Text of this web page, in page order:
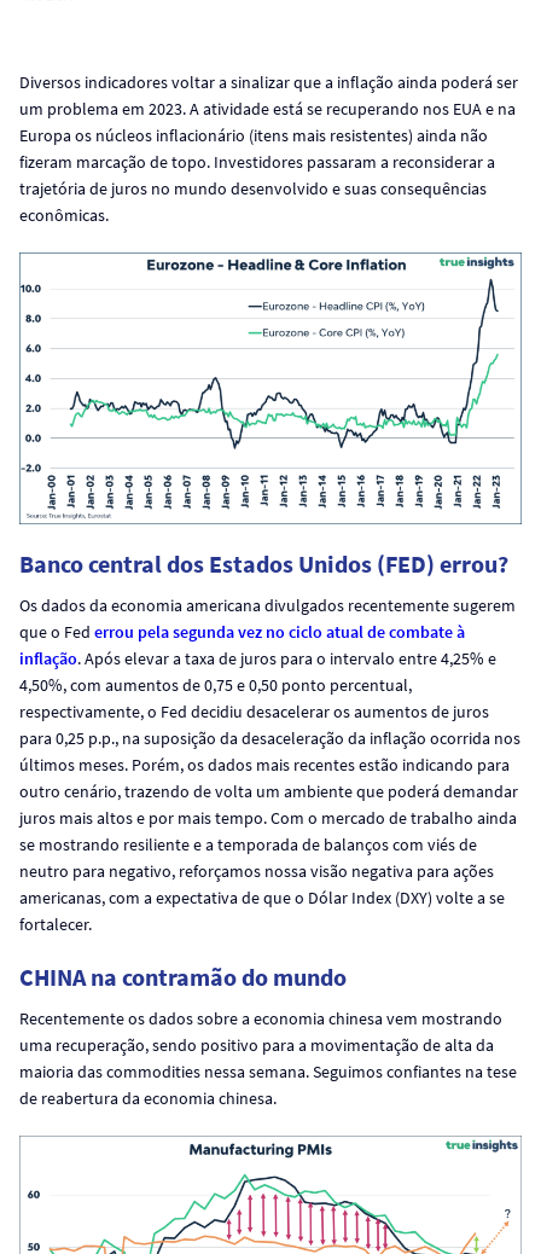
Diversos indicadores voltar a sinalizar que a inflação ainda poderá ser
um problema em 2023. A atividade está se recuperando nos EUA e na
Europa os núcleos inflacionário (itens mais resistentes) ainda não
fizeram marcação de topo. Investidores passaram a reconsiderar a
trajetória de juros no mundo desenvolvido e suas consequências
econômicas.
Banco central dos Estados Unidos (FED) errou?
Os dados da economia americana divulgados recentemente sugerem
que o Fed errou pela segunda vez no ciclo atual de combate à
inflação. Após elevar a taxa de juros para o intervalo entre 4,25% e
4,50%, com aumentos de 0,75 e 0,50 ponto percentual,
respectivamente, o Fed decidiu desacelerar os aumentos de juros
para 0,25 p.p., na suposição da desaceleração da inflação ocorrida nos
últimos meses. Porém, os dados mais recentes estão indicando para
outro cenário, trazendo de volta um ambiente que poderá demandar
juros mais altos e por mais tempo. Com o mercado de trabalho ainda
se mostrando resiliente e a temporada de balanços com viés de
neutro para negativo, reforçamos nossa visão negativa para ações
americanas, com a expectativa de que o Dólar Index (DXY) volte a se
fortalecer.
CHINA na contramão do mundo
Recentemente os dados sobre a economia chinesa vem mostrando
uma recuperação, sendo positivo para a movimentação de alta da
maioria das commodities nessa semana. Seguimos confiantes na tese
de reabertura da economia chinesa.